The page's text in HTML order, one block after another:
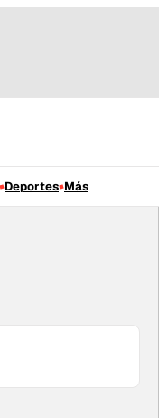
Deportes Más